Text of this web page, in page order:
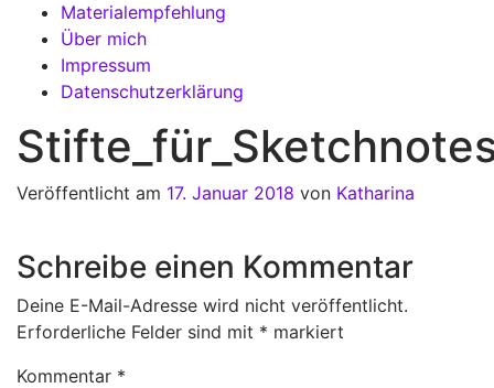
Materialempfehlung
Über mich
Impressum
Datenschutzerklärung
Veröffentlicht am 17. Januar 2018 von Katharina
Schreibe einen Kommentar
Deine E-Mail-Adresse wird nicht veröffentlicht.
Erforderliche Felder sind mit * markiert
Kommentar *